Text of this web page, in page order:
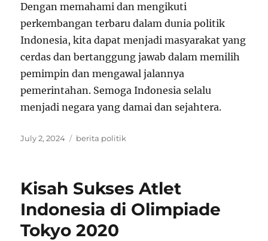
Dengan memahami dan mengikuti
perkembangan terbaru dalam dunia politik
Indonesia, kita dapat menjadi masyarakat yang
cerdas dan bertanggung jawab dalam memilih
pemimpin dan mengawal jalannya
pemerintahan. Semoga Indonesia selalu
menjadi negara yang damai dan sejahtera.
Posted
July 2, 2024 Tags
berita politik
Kisah Sukses Atlet
Indonesia di Olimpiade
Tokyo 2020